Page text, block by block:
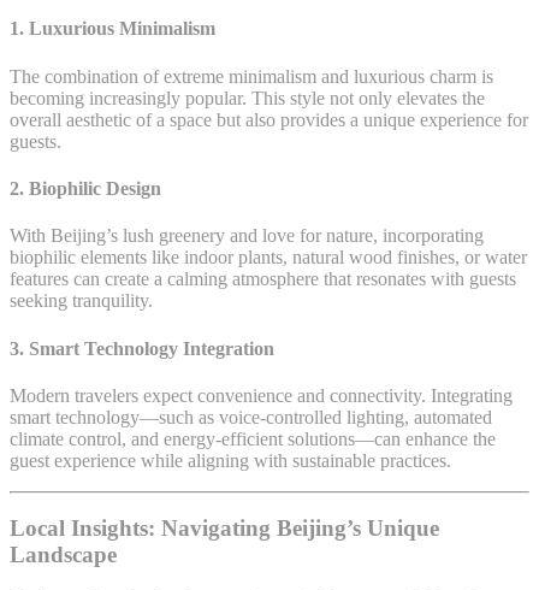
1. Luxurious Minimalism
The combination of extreme minimalism and luxurious charm is
becoming increasingly popular. This style not only elevates the
overall aesthetic of a space but also provides a unique experience for
guests.
2. Biophilic Design
With Beijing’s lush greenery and love for nature, incorporating
biophilic elements like indoor plants, natural wood finishes, or water
features can create a calming atmosphere that resonates with guests
seeking tranquility.
3. Smart Technology Integration
Modern travelers expect convenience and connectivity. Integrating
smart technology—such as voice-controlled lighting, automated
climate control, and energy-efficient solutions—can enhance the
guest experience while aligning with sustainable practices.
Local Insights: Navigating Beijing’s Unique
Landscape